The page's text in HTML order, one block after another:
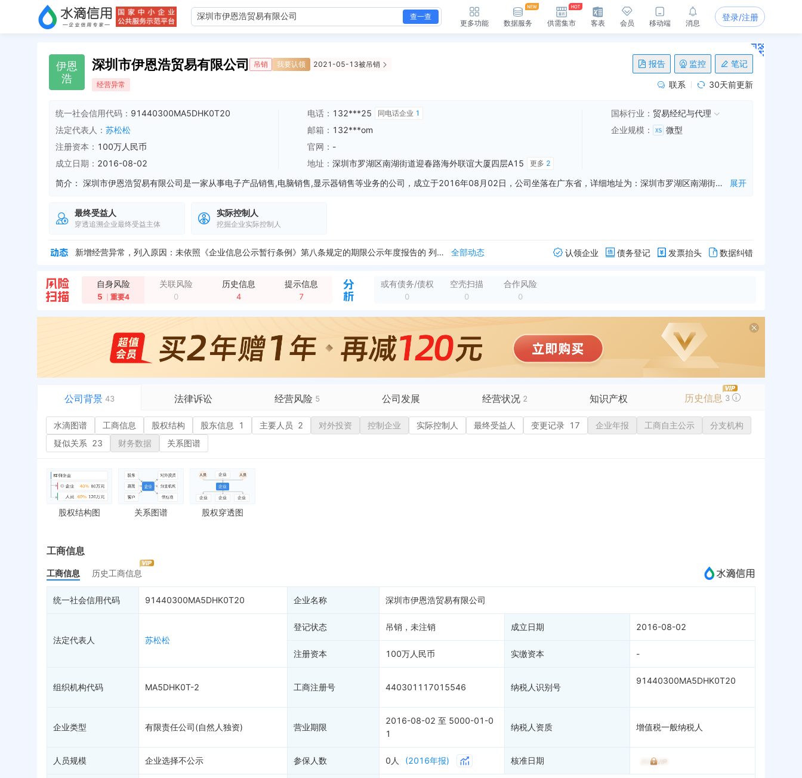
查一查
更多功能 数据服务 供需集市 客表 会员 移动端 消息
登录/注册
伊恩
浩
深圳市伊恩浩贸易有限公司 吊销 我要认领 2021-05-13被吊销 报告 监控 笔记
经营异常 联系 30天前更新
统一社会信用代码： 91440300MA5DHK0T20
法定代表人： 苏松松
注册资本： 100万人民币
成立日期： 2016-08-02
电话： 132***25 同电话企业 1
邮箱： 132***om
官网： -
地址： 深圳市罗湖区南湖街道迎春路海外联谊大厦四层A15 更多 2
国标行业： 贸易经纪与代理
企业规模 ： 微型
简介： 深圳市伊恩浩贸易有限公司是一家从事电子产品销售,电脑销售,显示器销售等业务的公司，成立于2016年08月02日，公司坐落在广东省，详细地址为：深圳市罗湖区南湖街道迎春路海外联谊大厦四层A15;经国家企业信用信息公示系统查询得知，深圳市伊恩浩贸易有限公司的信用代码/税号为91440300MA5DHK0T20，法人是苏松松，注册资本为100.000000万人民币，企业的经营范围为:一般经营项目是：电子产品、电脑、显示器、电器、电线电缆、数码产品、塑胶产品、机械设备、五金建材、金属材料、计算机软件、耐火材料、初级农产品、金属矿产品、化工产品（不含易燃易爆危险化学品）、服装服饰、纸张、日用品的销售；电脑产品的技术开发与技术咨询；国内贸易；货物及技术进出口。（法律、行政法规、国务院决定禁止的项目除外，限制的项目须取得许可后方可经营），许可经营项目是： 展开
最终受益人
穿透追溯企业最终受益主体
实际控制人
挖掘企业实际控制人
新增经营异常，列入原因：未依照《企业信息公示暂行条例》第八条规定的期限公示年度报告的 列入机关：深圳市市场监督管理局罗湖监管局 列入日期：2019-12-27
全部动态
全部动态
企业地址变更，新增年报地址：广东省深圳市罗湖区南湖街道迎春路海外联谊大厦四层A15
全部动态
新增经营异常，列入原因：通过登记的住所或者经营场所无法联系的 列入机关：深圳市市场监督管理局罗湖监管局 列入日期：2018-06-11
全部动态
企业地址变更，变更前：深圳市福田区沙头街道车公庙工业区泰然213栋工业厂房6D-101 变更后：深圳市宝安区石岩街道宝石东路293号壁辉大厦1310
全部动态
法定代表人变更，从 "黄金石" 变更为 "苏松松" 全部动态
认领企业 债务登记 发票抬头 数据纠错
自身风险
5 重要4
关联风险
0
历史信息
4
提示信息
7
或有债务/债权
0
空壳扫描
0
合作风险
0
公司背景 43 法律诉讼 经营风险 5 公司发展 经营状况 2 知识产权 历史信息 3
水滴图谱
工商信息
股东信息
主要人员 2
对外投资
控制企业
最终受益人
企业年报
工商自主公示
财务数据
司法案件
立案信息
法院公告
裁判文书
送达公告
被执行人
终本案件
询价评估
司法协助
或有债务债权
注销备案
融资历史
招投标
信用评价
进出口信用
地块公示
客户
商标信息
成为vip查看
水滴图谱 工商信息 股权结构 股东信息 1 主要人员 2 对外投资 控制企业 实际控制人 最终受益人 变更记录 17 企业年报 工商自主公示
分支机构
疑似关系 23 财务数据 关系图谱
股权结构图 关系图谱 股权穿透图
工商信息
工商信息 历史工商信息
统一社会信用代码 91440300MA5DHK0T20 企业名称 深圳市伊恩浩贸易有限公司
法定代表人 苏松松
登记状态 吊销，未注销 成立日期 2016-08-02
注册资本 100万人民币 实缴资本 -
组织机构代码 MA5DHK0T-2 工商注册号 440301117015546 纳税人识别号
91440300MA5DHK0T20
企业类型 有限责任公司(自然人独资) 营业期限
2016-08-02 至 5000-01-0
1
纳税人资质 增值税一般纳税人
人员规模 企业选择不公示 参保人数 0人 (2016年报) 核准日期